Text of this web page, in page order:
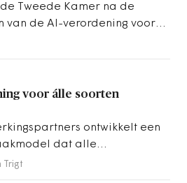
Tweede Kamer na de
van de AI-verordening voor
voor de AP.
voor álle soorten
ontwikkelt een
dat alle
het Nederlands herkent.
Trigt